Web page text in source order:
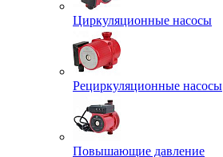
Циркуляционные насосы
Рециркуляционные насосы
Повышающие давление